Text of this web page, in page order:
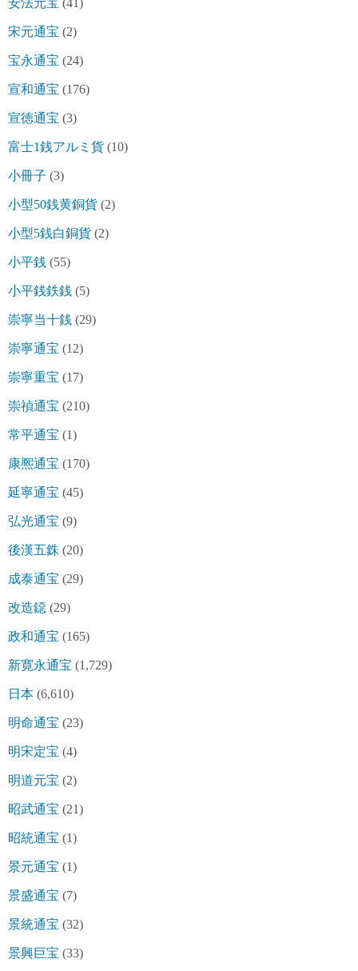
安法元宝 (41)
宋元通宝 (2)
宝永通宝 (24)
宣和通宝 (176)
宣徳通宝 (3)
富士1銭アルミ貨 (10)
小冊子 (3)
小型50銭黄銅貨 (2)
小型5銭白銅貨 (2)
小平銭 (55)
小平銭鉄銭 (5)
崇寧当十銭 (29)
崇寧通宝 (12)
崇寧重宝 (17)
崇禎通宝 (210)
常平通宝 (1)
康熈通宝 (170)
延寧通宝 (45)
弘光通宝 (9)
後漢五銖 (20)
成泰通宝 (29)
改造鐚 (29)
政和通宝 (165)
新寛永通宝 (1,729)
日本 (6,610)
明命通宝 (23)
明宋定宝 (4)
明道元宝 (2)
昭武通宝 (21)
昭統通宝 (1)
景元通宝 (1)
景盛通宝 (7)
景統通宝 (32)
景興巨宝 (33)